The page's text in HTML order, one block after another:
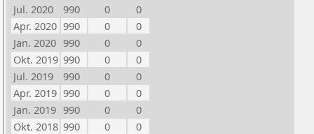
Jul. 2020
990 0
0
Apr. 2020 990 0
0
Jan. 2020 990 0
0
Okt. 2019 990 0
0
Jul. 2019
990 0
0
Apr. 2019 990 0
0
Jan. 2019 990 0
0
Okt. 2018 990 0
0